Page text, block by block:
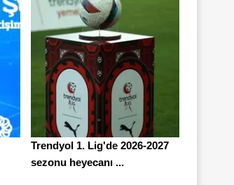
Trendyol 1. Lig'de 2026-2027
sezonu heyecanı ...